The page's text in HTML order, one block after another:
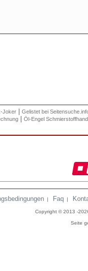
Joker
Gelistet bei
Öl-Engel
| Faq |
Copyright © 2013 -
Seite